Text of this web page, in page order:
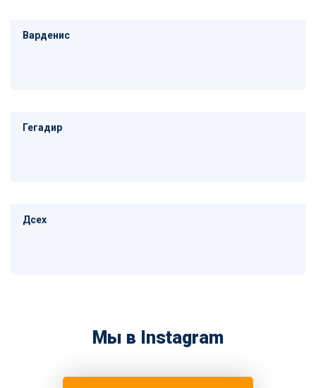
Варденис
Гегадир
Дсех
Мы в Instagram